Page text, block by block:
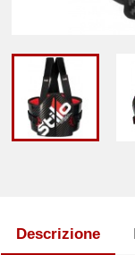
Descrizione